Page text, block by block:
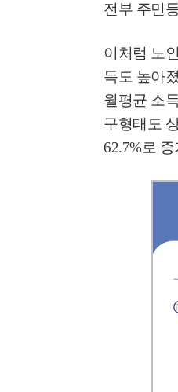
전부 주민
이처럼 노
득도 높아
월평균 소
구형태도
62.7%로 증